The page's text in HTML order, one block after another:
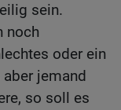
sein.
noch
oder ein
jemand
so soll es